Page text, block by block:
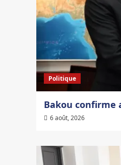
Politique
Bakou confirme
6 août, 2026